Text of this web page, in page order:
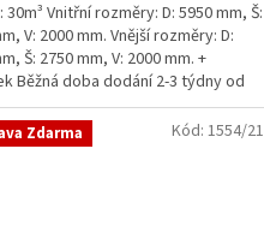
Vnitřní rozměry: D: 5950 mm, Š:
V: 2000 mm. Vnější rozměry: D:
Š: 2750 mm, V: 2000 mm. +
Běžná doba dodání 2-3 týdny od
Zdarma Kód: 1554/21